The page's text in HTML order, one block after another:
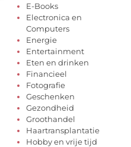
E-Books
Electronica en
Computers
Energie
Entertainment
Eten en drinken
Financieel
Fotografie
Geschenken
Gezondheid
Groothandel
Haartransplantatie
Hobby en vrije tijd